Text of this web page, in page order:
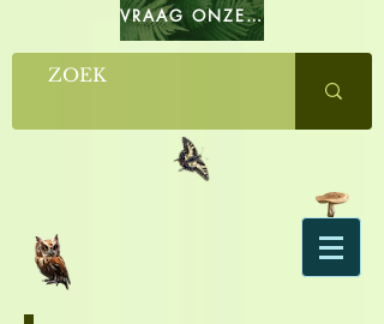
VRAAG ONZE CATALOGUS OP